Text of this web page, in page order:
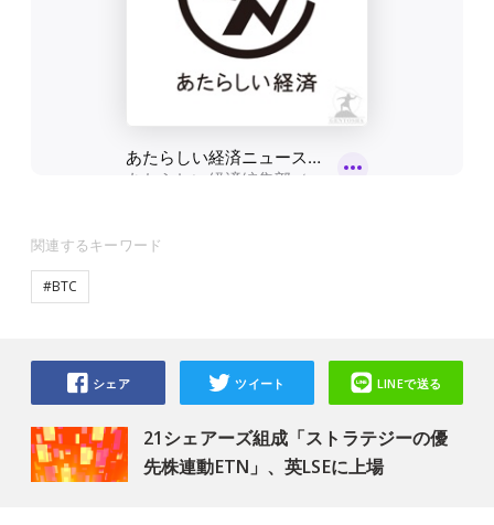
関連するキーワード
#BTC
21シェアーズ組成「ストラテジーの優
先株連動ETN」、英LSEに上場
シェア ツイート LINEで送る